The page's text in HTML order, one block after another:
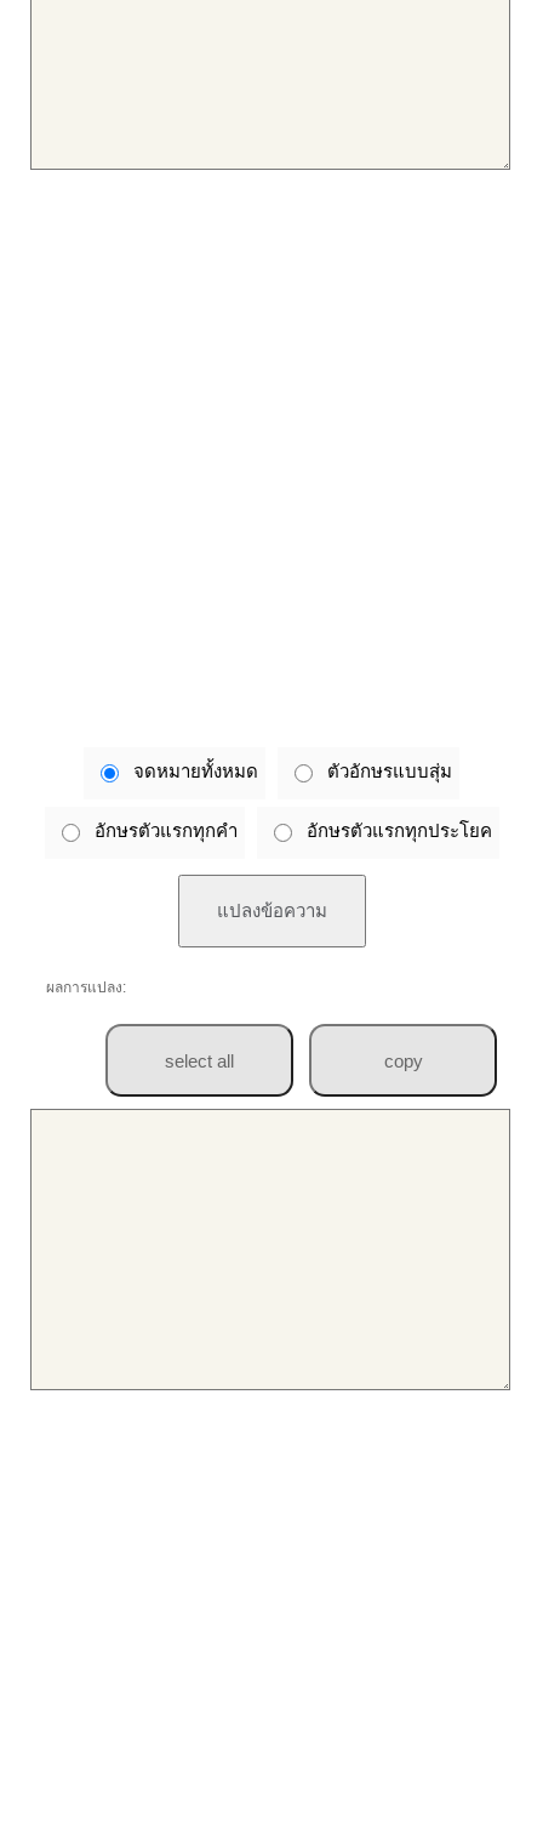
จดหมายทั้งหมด ตัวอักษรแบบสุ่ม
อักษรตัวแรกทุกคำ อักษรตัวแรกทุกประโยค
ผลการแปลง: